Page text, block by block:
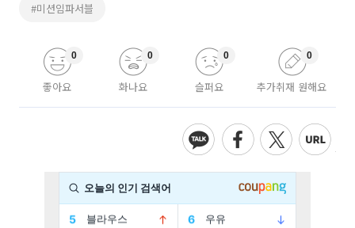
#미션임파서블
좋아요
0
화나요
0
슬퍼요
0
추가취재 원해요
0